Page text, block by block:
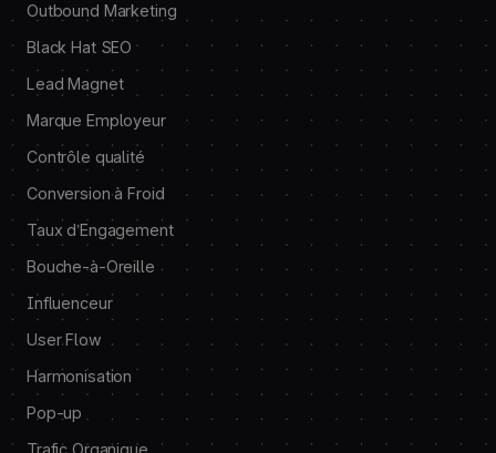
Outbound Marketing
Black Hat SEO
Lead Magnet
Marque Employeur
Contrôle qualité
Conversion à Froid
Taux d’Engagement
Bouche-à-Oreille
Influenceur
User Flow
Harmonisation
Pop-up
Trafic Organique